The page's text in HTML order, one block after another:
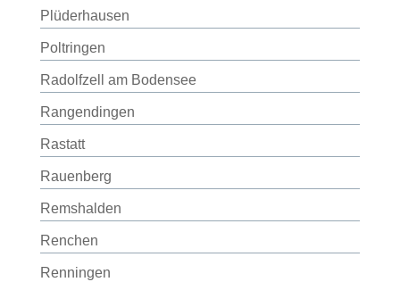
Plüderhausen
Poltringen
Radolfzell am Bodensee
Rangendingen
Rastatt
Rauenberg
Remshalden
Renchen
Renningen